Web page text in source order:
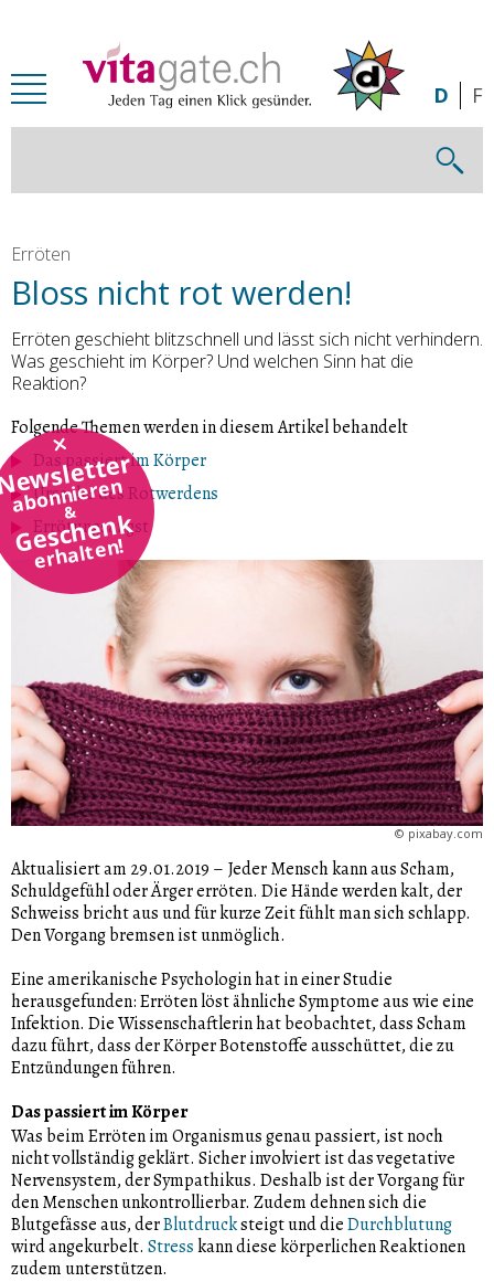
abonnieren
&
Geschenk
erhalten!
D F
Erröten
Bloss nicht rot werden!
Erröten geschieht blitzschnell und lässt sich nicht verhindern.
Was geschieht im Körper? Und welchen Sinn hat die
Reaktion?
Folgende Themen werden in diesem Artikel behandelt
Das passiert im Körper
Ursache des Rotwerdens
Errötungsangst
© pixabay.com
Aktualisiert am 29.01.2019 – Jeder Mensch kann aus Scham,
Schuldgefühl oder Ärger erröten. Die Hände werden kalt, der
Schweiss bricht aus und für kurze Zeit fühlt man sich schlapp.
Den Vorgang bremsen ist unmöglich.
Eine amerikanische Psychologin hat in einer Studie
herausgefunden: Erröten löst ähnliche Symptome aus wie eine
Infektion. Die Wissenschaftlerin hat beobachtet, dass Scham
dazu führt, dass der Körper Botenstoffe ausschüttet, die zu
Entzündungen führen.
Das passiert im Körper
Was beim Erröten im Organismus genau passiert, ist noch
nicht vollständig geklärt. Sicher involviert ist das vegetative
Nervensystem, der Sympathikus. Deshalb ist der Vorgang für
den Menschen unkontrollierbar. Zudem dehnen sich die
Blutgefässe aus, derBlutdrucksteigt und dieDurchblutung
wird angekurbelt. Stresskann diese körperlichen Reaktionen
zudem unterstützen.